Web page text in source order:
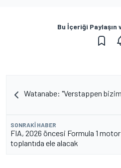
Bu İçeriği Paylaşın
Watanabe: "Verstappen
SONRAKI HABER
FIA, 2026 öncesi Formula 1 motor
toplantıda ele alacak